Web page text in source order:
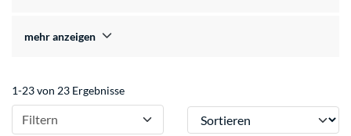
mehr anzeigen
1-23 von 23 Ergebnisse
Filtern Sortieren